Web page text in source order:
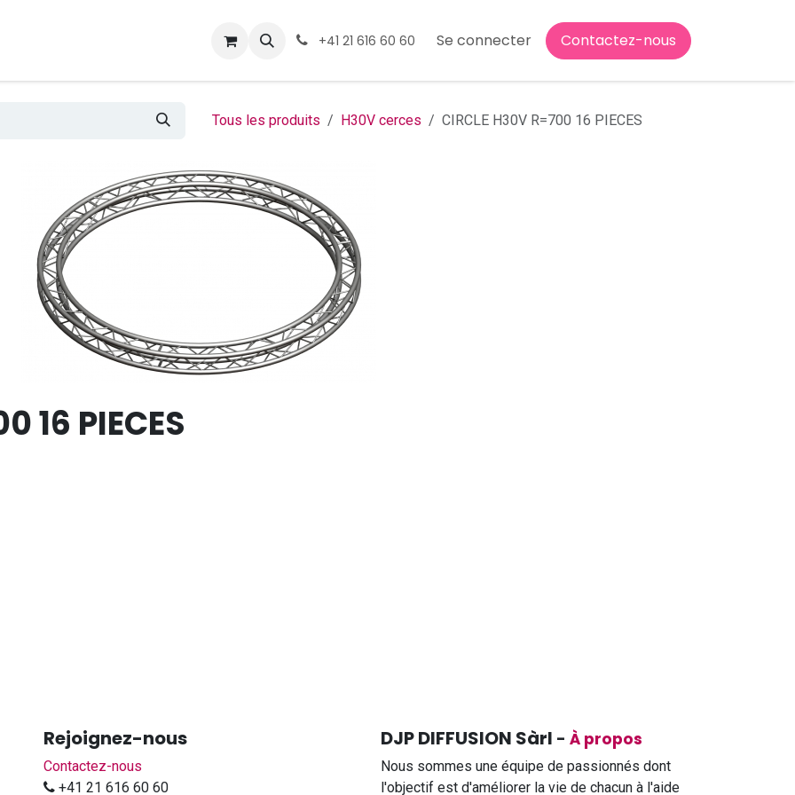
+41 21 616 60 60 Se connecter Contactez-nous
Tous les produits H30V cerces CIRCLE H30V R=700 16 PIECES
16 PIECES
Rejoignez-nous
Contactez-nous
+41 21 616 60 60
DJP DIFFUSION Sàrl - À propos
Nous sommes une équipe de passionnés dont
l'objectif est d'améliorer la vie de chacun à l'aide